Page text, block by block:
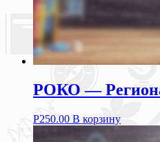
РОКО —
Р250.00 В корзину